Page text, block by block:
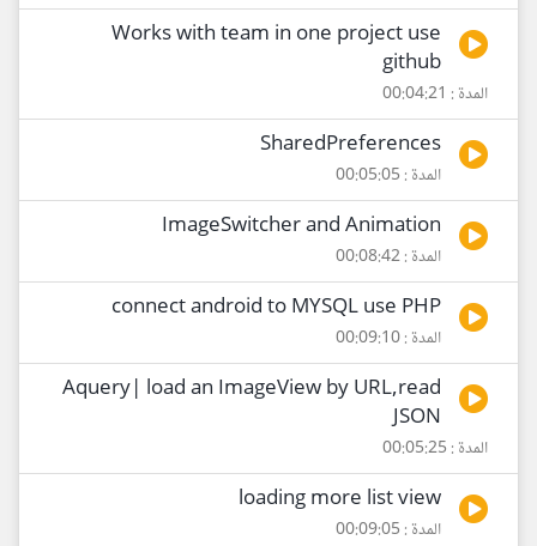
Works with team in one project use
github
المدة : 00:04:21
SharedPreferences
المدة : 00:05:05
ImageSwitcher and Animation
المدة : 00:08:42
connect android to MYSQL use PHP
المدة : 00:09:10
Aquery| load an ImageView by URL,read
JSON
المدة : 00:05:25
loading more list view
المدة : 00:09:05